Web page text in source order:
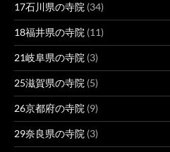
17石川県の寺院 (34)
18福井県の寺院 (11)
21岐阜県の寺院 (3)
25滋賀県の寺院 (5)
26京都府の寺院 (9)
29奈良県の寺院 (3)